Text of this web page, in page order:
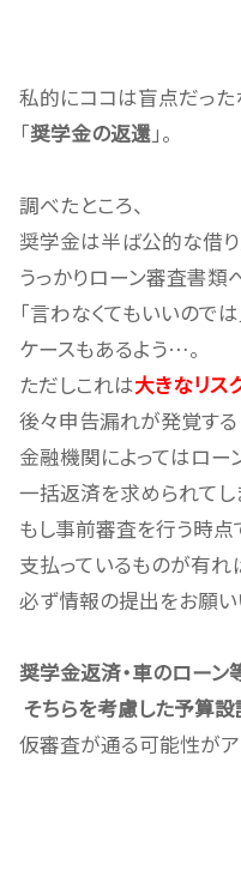
私的にココは盲点だった
「奨学金の返還」。
調べたところ、
奨学金は半ば公的な借り
うっかりローン審査書類
「言わなくてもいいので
ケースもあるよう…。
ただしこれは大きなリス
後々申告漏れが発覚する
金融機関によってはロー
一括返済を求められてし
もし事前審査を行う時点
支払っているものが有れ
必ず情報の提出をお願い
奨学金返済・車のローン
そちらを考慮した予算設
仮審査が通る可能性がア